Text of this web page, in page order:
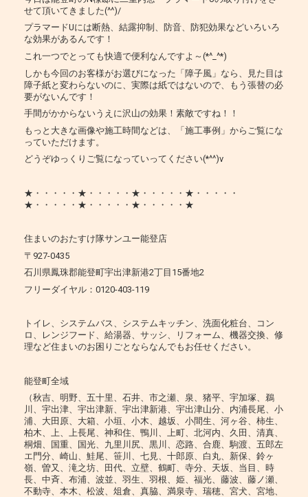
せて頂いてきました(^^)/
プラマードUには断熱、結露抑制、防音、防犯効果などいろいろ
な効果があるんです！
これ一つでとっても快適で便利なんですよ～(*^_^*)
しかも今回のお客様がお選びになった「障子風」なら、見た目は
障子紙と変わらないのに、実際は紙ではないので、もう張替の必
要がないんです！
手間がかからないうえに沢山の効果！素敵ですね！！
もっと大きな画像や施工時間などは、「施工事例」からご覧にな
っていただけます。
どうぞゆっくりご覧になっていってください(*^^)v
★・・・・・★・・・・・★・・・・・★・・・・・
★・・・・・★・・・・・★・・・・・★
住まいのおたすけ隊サンユー能登店
〒927-0435
石川県鳳珠郡能登町宇出津新港2丁目15番地2
フリーダイヤル：0120-403-119
トイレ、システムバス、システムキッチン、洗面化粧台、コン
ロ、レンジフード、給湯器、サッシ、リフォーム、機器交換、修
理など住まいのお困りごとならなんでもお任せください。
能登町全域
（秋吉、明野、五十里、石井、市之瀬、泉、猪平、宇加塚、鵜
川、宇出津、宇出津新、宇出津新港、宇出津山分、内浦長尾、小
浦、大田原、大箱、小垣、小木、越坂、小間生、河ヶ谷、柿生、
柏木、上、上長尾、神和住、鴨川、上町、北河内、久田、清真、
桐畑、国重、国光、九里川尻、黒川、恋路、合鹿、駒渡、五郎左
エ門分、崎山、鮭尾、笹川、七見、十郎原、白丸、新保、鈴ヶ
嶺、曽又、滝之坊、田代、立壁、鶴町、寺分、天坂、当目、時
長、中斉、布浦、波並、羽生、羽根、姫、福光、藤波、藤ノ瀬、
不動寺、本木、松波、俎倉、真脇、満泉寺、瑞穂、宮犬、宮地、